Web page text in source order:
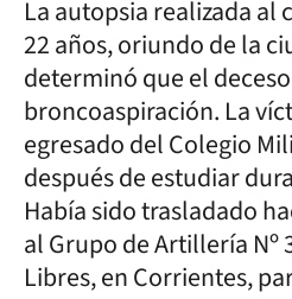
La autopsia realizada al
22 años, oriundo de la
determinó que el
broncoaspiración. La
egresado del Colegio
después de estudiar
Había sido trasladado
al Grupo de Artillería Nº
Libres, en Corrientes,